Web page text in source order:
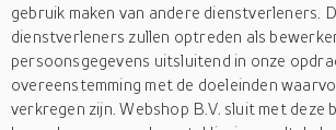
gebruik maken van andere dienstverleners.
dienstverleners zullen optreden als
persoonsgegevens uitsluitend in onze
overeenstemming met de doeleinden
verkregen zijn. Webshop B.V. sluit met deze